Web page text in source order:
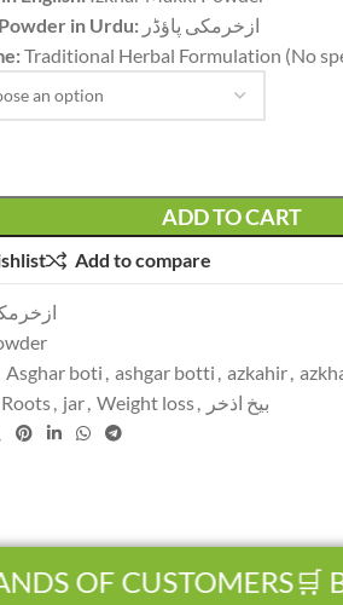
in Urdu: ازخرمکی پاؤڈر
Traditional Herbal Formulation (No
ADD TO CART
Add to compare
Asghar boti , ashgar botti , azkahir,
, jar, Weight loss, بیخ اذخر
OF CUSTOMERS🛒